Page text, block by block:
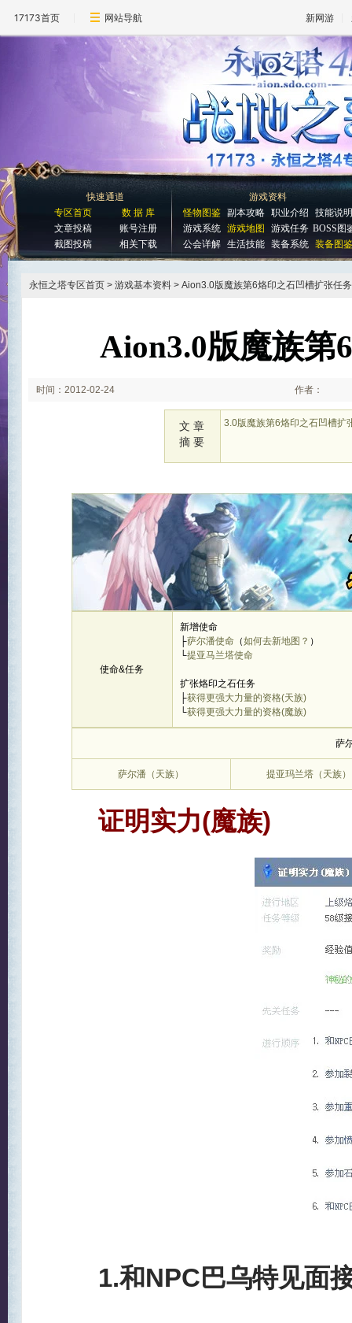
17173首页 网站导航 新网游
快速通道
专区首页
数 据 库
文章投稿
账号注册
截图投稿
相关下载
游戏资料
怪物图鉴
副本攻略 职业介绍
技能说
游戏系统
游戏地图 游戏任务 BOSS图
公会详解
生活技能 装备系统 装备图
永恒之塔专区首页 > 游戏基本资料 > Aion3.0版魔族第6烙印之石凹槽扩张任务
Aion3.0版魔族第
时间：2012-02-24 作者：
文 章
摘 要
3.0版魔族第6烙印之石凹槽扩
使命&任务
新增使命
├萨尔潘使命 （如何去新地图？ ）
└提亚马兰塔使命
扩张烙印之石任务
├获得更强大力量的资格(天族)
└获得更强大力量的资格(魔族)
萨
萨尔潘（天族） 提亚玛兰塔（天族）
证明实力(魔族)
1.和NPC巴乌特见面